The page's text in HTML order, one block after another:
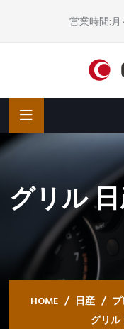
営業時間:
グリル
HOME 日産
グリル